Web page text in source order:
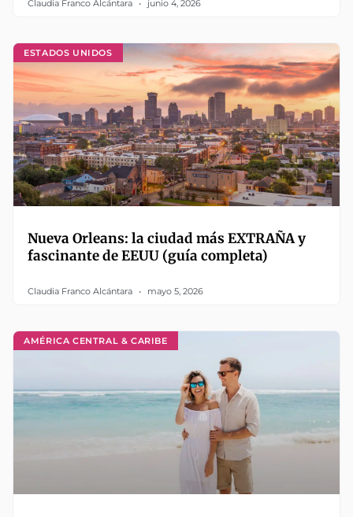
Claudia Franco Alcántara junio 4, 2026
ESTADOS UNIDOS
Nueva Orleans: la ciudad más EXTRAÑA y
fascinante de EEUU (guía completa)
Claudia Franco Alcántara mayo 5, 2026
AMÉRICA CENTRAL & CARIBE